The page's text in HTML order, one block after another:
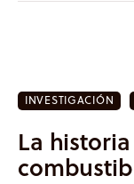
INVESTIGACIÓN
La